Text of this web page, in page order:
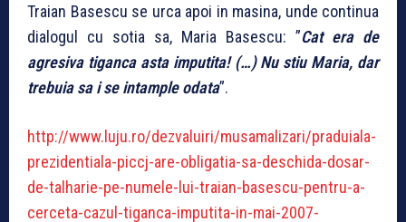
Traian Basescu se urca apoi in masina, unde continua
dialogul cu sotia sa, Maria Basescu: ”Cat era de
agresiva tiganca asta imputita! (…) Nu stiu Maria, dar
trebuia sa i se intample odata”.
http://www.luju.ro/dezvaluiri/musamalizari/praduiala-
prezidentiala-piccj-are-obligatia-sa-deschida-dosar-
de-talharie-pe-numele-lui-traian-basescu-pentru-a-
cerceta-cazul-tiganca-imputita-in-mai-2007-